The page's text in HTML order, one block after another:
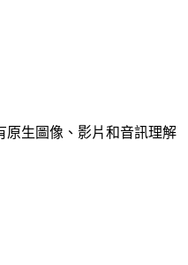
原生圖像、影片和音訊理解